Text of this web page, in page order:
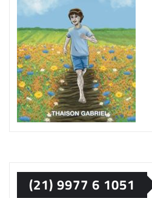
(21) 9977 6 1051